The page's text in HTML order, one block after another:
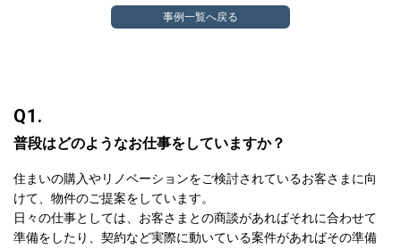
事例一覧へ戻る
Q1.
普段はどのようなお仕事をしていますか？
住まいの購入やリノベーションをご検討されているお客さまに向
けて、物件のご提案をしています。
日々の仕事としては、お客さまとの商談があればそれに合わせて
準備をしたり、契約など実際に動いている案件があればその準備